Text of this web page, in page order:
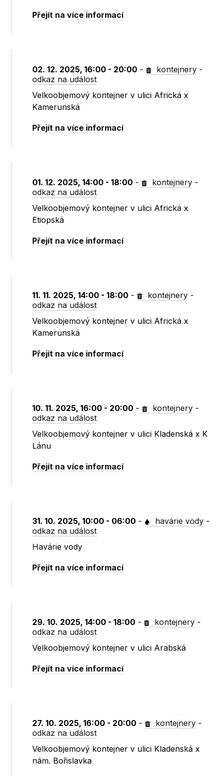
Přejít na více informací
02. 12. 2025, 16:00 - 20:00 - kontejnery -
odkaz na událost
Velkoobjemový kontejner v ulici Africká x
Kamerunská
Přejít na více informací
01. 12. 2025, 14:00 - 18:00 - kontejnery -
odkaz na událost
Velkoobjemový kontejner v ulici Africká x
Etiopská
Přejít na více informací
11. 11. 2025, 14:00 - 18:00 - kontejnery -
odkaz na událost
Velkoobjemový kontejner v ulici Africká x
Kamerunská
Přejít na více informací
10. 11. 2025, 16:00 - 20:00 - kontejnery -
odkaz na událost
Velkoobjemový kontejner v ulici Kladenská x K
Lánu
Přejít na více informací
31. 10. 2025, 10:00 - 06:00 - havárie vody -
odkaz na událost
Havárie vody
Přejít na více informací
29. 10. 2025, 14:00 - 18:00 - kontejnery -
odkaz na událost
Velkoobjemový kontejner v ulici Arabská
Přejít na více informací
27. 10. 2025, 16:00 - 20:00 - kontejnery -
odkaz na událost
Velkoobjemový kontejner v ulici Kladenská x
nám. Bořislavka